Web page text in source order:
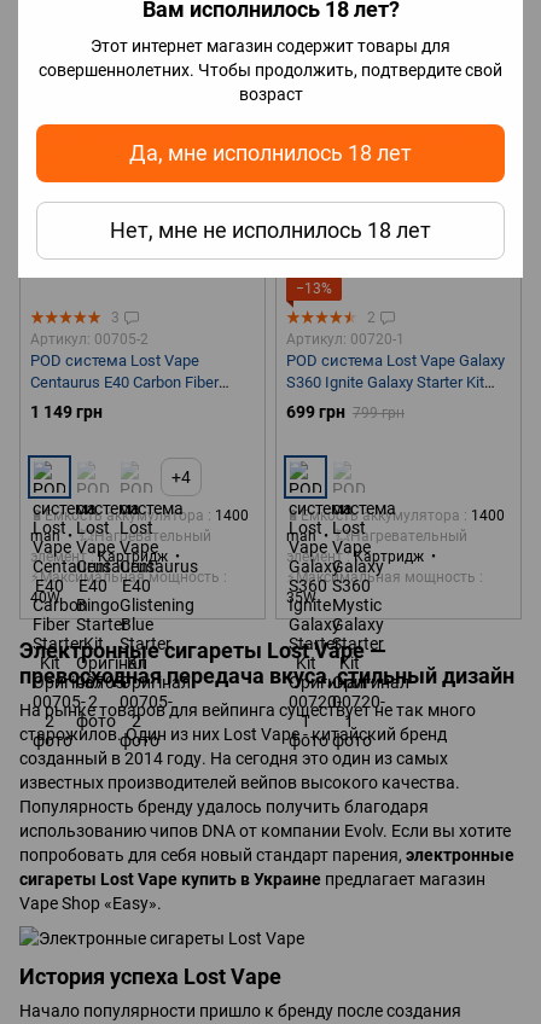
Вам исполнилось 18 лет?
Этот интернет магазин содержит товары для
совершеннолетних. Чтобы продолжить, подтвердите свой
возраст
Да, мне исполнилось 18 лет
Нет, мне не исполнилось 18 лет
⚡Максимальная мощность
⚡Максимальная мощность
3
Артикул: 00705-2
POD система Lost Vape
Centaurus E40 Carbon Fiber
Starter Kit Оригінал
1 149 грн
+4
🔋Емкость аккумулятора
1400
mah
💥Нагревательный
элемент Картридж
⚡Максимальная мощность
40W
Акция
Новинка
−13%
2
Артикул: 00720-1
POD система Lost Vape Galaxy
S360 Ignite Galaxy Starter Kit
Оригинал
699 грн 799 грн
🔋Емкость аккумулятора
1400
mah
💥Нагревательный
элемент Картридж
⚡Максимальная мощность
35W
Электронные сигареты Lost Vape —
превосходная передача вкуса, стильный дизайн
На рынке товаров для вейпинга существует не так много
старожилов. Один из них Lost Vape - китайский бренд
созданный в 2014 году. На сегодня это один из самых
известных производителей вейпов высокого качества.
Популярность бренду удалось получить благодаря
использованию чипов DNA от компании Evolv. Если вы хотите
попробовать для себя новый стандарт парения, электронные
сигареты Lost Vape купить в Украине предлагает магазин
Vape Shop «Easy».
История успеха Lost Vape
Начало популярности пришло к бренду после создания